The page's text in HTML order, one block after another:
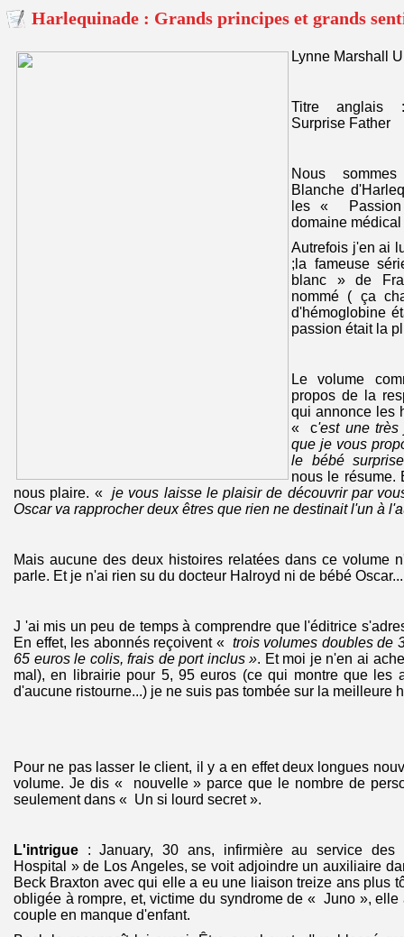
Harlequinade : Grands principes et grands
Lynne Marshall
Titre anglais :
Surprise Father
Nous
Blanche
les «
domaine médical
Autrefois j'en ai
;la fameuse
blanc » de
nommé ( ça
d'hémoglobine
passion était la
Le volume
propos de la
qui annonce les
« c'est une
que je vous
le bébé
nous le résume.
nous plaire. «je vous laisse le plaisir de découvrir par
Oscar va rapprocher deux êtres que rien ne destinait l'un à
Mais aucune des deux histoires relatées dans ce volume
parle. Et je n'ai rien su du docteur Halroyd ni de bébé
J 'ai mis un peu de temps à comprendre que l'éditrice
En effet, les abonnés reçoivent « trois volumes doubles de
65 euros le colis, frais de port inclus ». Et moi je n'en ai
mal), en librairie pour 5, 95 euros (ce qui montre que les
d'aucune ristourne...) je ne suis pas tombée sur la meilleure
Pour ne pas lasser le client, il y a en effet deux longues
volume. Je dis « nouvelle » parce que le nombre de
seulement dans « Un si lourd secret ».
L'intrigue : January, 30 ans, infirmière au service des
Hospital » de Los Angeles, se voit adjoindre un auxiliaire
Beck Braxton avec qui elle a eu une liaison treize ans plus
obligée à rompre, et, victime du syndrome de « Juno »,
couple en manque d'enfant.